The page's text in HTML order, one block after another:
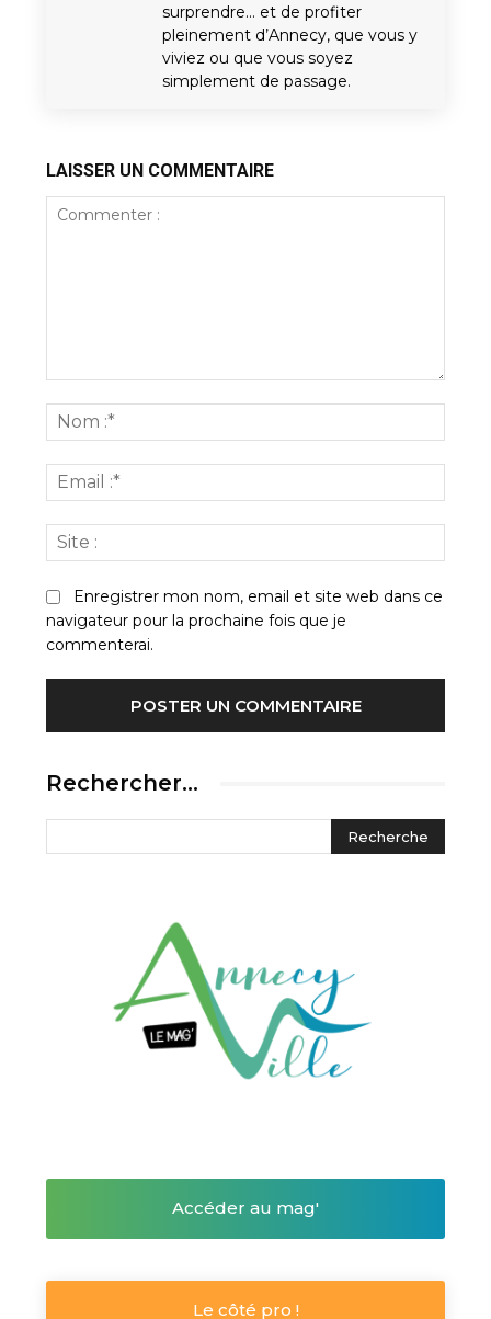
surprendre… et de profiter
pleinement d’Annecy, que vous y
viviez ou que vous soyez
simplement de passage.
LAISSER UN COMMENTAIRE
:*
:*
:
Enregistrer mon nom, email et site web dans ce
navigateur pour la prochaine fois que je
commenterai.
Rechercher…
Accéder au mag'
Le côté pro !